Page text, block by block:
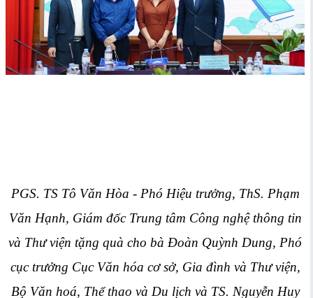
PGS. TS Tô Văn Hòa - Phó Hiệu trưởng, ThS. Phạm
Văn Hạnh, Giám đốc Trung tâm Công nghệ thông tin
và Thư viện tặng quà cho bà Đoàn Quỳnh Dung, Phó
cục trưởng Cục Văn hóa cơ sở, Gia đình và Thư viện,
Bộ Văn hoá, Thể thao và Du lịch và TS. Nguyễn Huy